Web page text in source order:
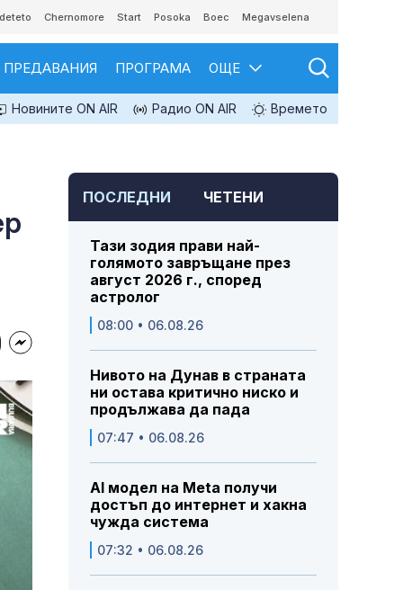
Chernomore Start Posoka Boec Megavselena
ПРЕДАВАНИЯ ПРОГРАМА ОЩЕ
Новините ON AIR Радио ON AIR Времето
ПОСЛЕДНИ ЧЕТЕНИ
Тази зодия прави най-
голямото завръщане през
август 2026 г., според
астролог
08:00 • 06.08.26
Нивото на Дунав в страната
ни остава критично ниско и
продължава да пада
07:47 • 06.08.26
AI модел на Meta получи
достъп до интернет и хакна
чужда система
07:32 • 06.08.26